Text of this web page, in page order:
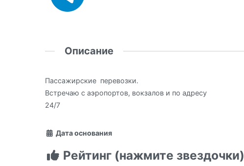
Описание
Пассажирские перевозки.
Встречаю с аэропортов, вокзалов и по адресу
24/7
Дата основания
Рейтинг (нажмите звездочки)